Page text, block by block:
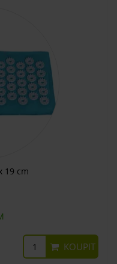
19 cm
KOUPIT